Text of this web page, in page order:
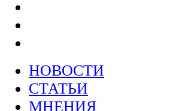
НОВОСТИ
СТАТЬИ
МНЕНИЯ